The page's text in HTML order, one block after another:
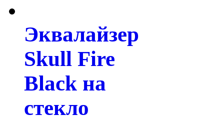
Эквалайзер
Skull Fire
Black на
стекло